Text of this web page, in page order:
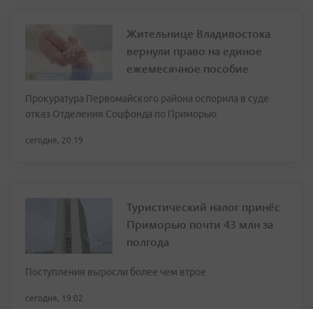
Жительнице Владивостока
вернули право на единое
ежемесячное пособие
Прокуратура Первомайского района оспорила в суде
отказ Отделения Соцфонда по Приморью
сегодня, 20:19
Туристический налог принёс
Приморью почти 43 млн за
полгода
Поступления выросли более чем втрое
сегодня, 19:02